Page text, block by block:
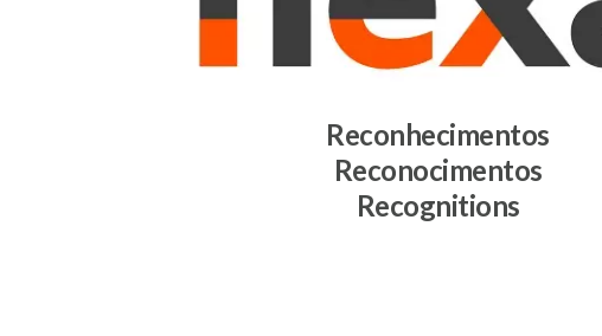
Reconhecimentos
Reconocimentos
Recognitions